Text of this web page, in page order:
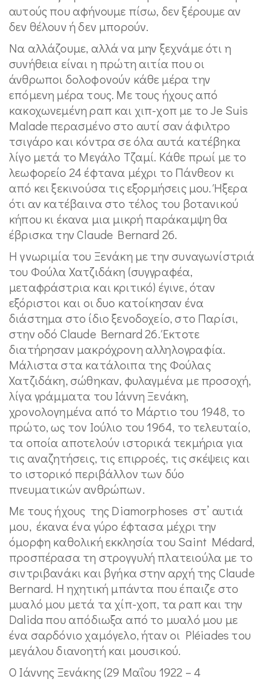
αυτούς που αφήνουμε πίσω, δεν ξέρουμε αν
δεν θέλουν ή δεν μπορούν.
Να αλλάζουμε, αλλά να μην ξεχνάμε ότι η
συνήθεια είναι η πρώτη αιτία που οι
άνθρωποι δολοφονούν κάθε μέρα την
επόμενη μέρα τους. Με τους ήχους από
κακοχωνεμένη ραπ και χιπ-χοπ με το Je Suis
Malade περασμένο στο αυτί σαν άφιλτρο
τσιγάρο και κόντρα σε όλα αυτά κατέβηκα
λίγο μετά το Μεγάλο Τζαμί. Κάθε πρωί με το
λεωφορείο 24 έφτανα μέχρι το Πάνθεον κι
από κει ξεκινούσα τις εξορμήσεις μου. Ήξερα
ότι αν κατέβαινα στο τέλος του βοτανικού
κήπου κι έκανα μια μικρή παράκαμψη θα
έβρισκα την Claude Bernard 26.
Η γνωριμία του Ξενάκη με την συναγωνίστριά
του Φούλα Χατζιδάκη (συγγραφέα,
μεταφράστρια και κριτικό) έγινε, όταν
εξόριστοι και οι δυο κατοίκησαν ένα
διάστημα στο ίδιο ξενοδοχείο, στο Παρίσι,
στην οδό Claude Bernard 26. Έκτοτε
διατήρησαν μακρόχρονη αλληλογραφία.
Μάλιστα στα κατάλοιπα της Φούλας
Χατζιδάκη, σώθηκαν, φυλαγμένα με προσοχή,
λίγα γράμματα του Ιάννη Ξενάκη,
χρονολογημένα από το Μάρτιο του 1948, το
πρώτο, ως τον Ιούλιο του 1964, το τελευταίο,
τα οποία αποτελούν ιστορικά τεκμήρια για
τις αναζητήσεις, τις επιρροές, τις σκέψεις και
το ιστορικό περιβάλλον των δύο
πνευματικών ανθρώπων.
Με τους ήχους της Diamorphoses στ’ αυτιά
μου, έκανα ένα γύρο έφτασα μέχρι την
όμορφη καθολική εκκλησία του Saint Médard,
προσπέρασα τη στρογγυλή πλατειούλα με το
σιντριβανάκι και βγήκα στην αρχή της Claude
Bernard. Η ηχητική μπάντα που έπαιζε στο
μυαλό μου μετά τα χίπ-χοπ, τα ραπ και την
Dalida που απόδιωξα από το μυαλό μου με
ένα σαρδόνιο χαμόγελο, ήταν οι Pléiades του
μεγάλου διανοητή και μουσικού.
Ο Ιάννης Ξενάκης (29 Μαΐου 1922 – 4